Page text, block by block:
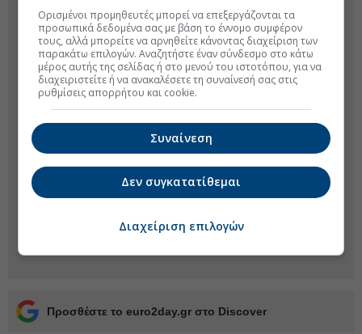
Προσθέστε το euro2day.gr στο Discover
Ορισμένοι προμηθευτές μπορεί να επεξεργάζονται τα
προσωπικά δεδομένα σας με βάση το έννομο συμφέρον
τους, αλλά μπορείτε να αρνηθείτε κάνοντας διαχείριση των
παρακάτω επιλογών. Αναζητήστε έναν σύνδεσμο στο κάτω
μέρος αυτής της σελίδας ή στο μενού του ιστοτόπου, για να
διαχειριστείτε ή να ανακαλέσετε τη συναίνεσή σας στις
ρυθμίσεις απορρήτου και cookie.
Συναίνεση
Δεν συγκατατίθεμαι
Διαχείριση επιλογών